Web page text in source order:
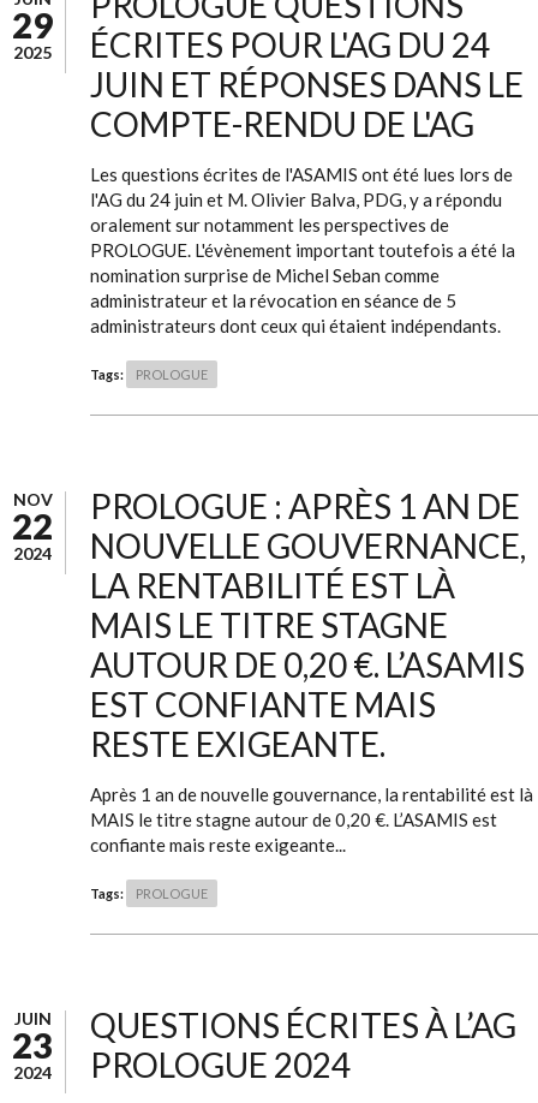
29
2025
ÉCRITES POUR L'AG DU 24
JUIN ET RÉPONSES DANS LE
COMPTE-RENDU DE L'AG
Les questions écrites de l'ASAMIS ont été lues lors de
l'AG du 24 juin et M. Olivier Balva, PDG, y a répondu
oralement sur notamment les perspectives de
PROLOGUE. L'évènement important toutefois a été la
nomination surprise de Michel Seban comme
administrateur et la révocation en séance de 5
administrateurs dont ceux qui étaient indépendants.
Tags: PROLOGUE
NOV
22
2024
PROLOGUE : APRÈS 1 AN DE
NOUVELLE GOUVERNANCE,
LA RENTABILITÉ EST LÀ
MAIS LE TITRE STAGNE
AUTOUR DE 0,20 €. L’ASAMIS
EST CONFIANTE MAIS
RESTE EXIGEANTE.
Après 1 an de nouvelle gouvernance, la rentabilité est là
MAIS le titre stagne autour de 0,20 €. L’ASAMIS est
confiante mais reste exigeante...
Tags: PROLOGUE
JUIN
23
2024
QUESTIONS ÉCRITES À L’AG
PROLOGUE 2024